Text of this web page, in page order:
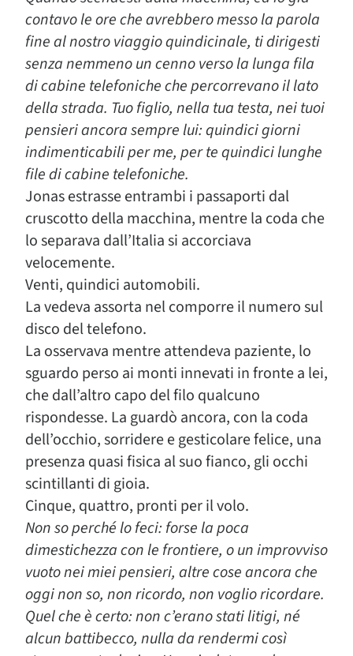
contavo le ore che avrebbero messo la parola
fine al nostro viaggio quindicinale, ti dirigesti
senza nemmeno un cenno verso la lunga fila
di cabine telefoniche che percorrevano il lato
della strada. Tuo figlio, nella tua testa, nei tuoi
pensieri ancora sempre lui: quindici giorni
indimenticabili per me, per te quindici lunghe
file di cabine telefoniche.
Jonas estrasse entrambi i passaporti dal
cruscotto della macchina, mentre la coda che
lo separava dall’Italia si accorciava
velocemente.
Venti, quindici automobili.
La vedeva assorta nel comporre il numero sul
disco del telefono.
La osservava mentre attendeva paziente, lo
sguardo perso ai monti innevati in fronte a lei,
che dall’altro capo del filo qualcuno
rispondesse. La guardò ancora, con la coda
dell’occhio, sorridere e gesticolare felice, una
presenza quasi fisica al suo fianco, gli occhi
scintillanti di gioia.
Cinque, quattro, pronti per il volo.
Non so perché lo feci: forse la poca
dimestichezza con le frontiere, o un improvviso
vuoto nei miei pensieri, altre cose ancora che
oggi non so, non ricordo, non voglio ricordare.
Quel che è certo: non c’erano stati litigi, né
alcun battibecco, nulla da rendermi così